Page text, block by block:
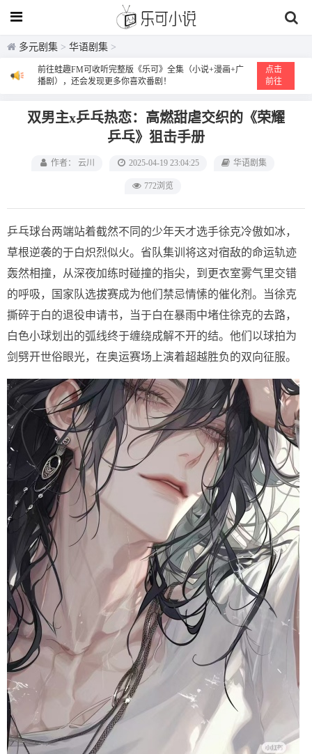
多元剧集 > 华语剧集 >
前往蛙趣FM可收听完整版《乐可》全集（小说+漫画+广
播剧），还会发现更多你喜欢番剧！
点击
前往
双男主x乒乓热恋：高燃甜虐交织的《荣耀
乒乓》狙击手册
作者： 云川 2025-04-19 23:04:25 华语剧集
772浏览
乒乓球台两端站着截然不同的少年天才选手徐克冷傲如冰，
草根逆袭的于白炽烈似火。省队集训将这对宿敌的命运轨迹
轰然相撞，从深夜加练时碰撞的指尖，到更衣室雾气里交错
的呼吸，国家队选拔赛成为他们禁忌情愫的催化剂。当徐克
撕碎于白的退役申请书，当于白在暴雨中堵住徐克的去路，
白色小球划出的弧线终于缠绕成解不开的结。他们以球拍为
剑劈开世俗眼光，在奥运赛场上演着超越胜负的双向征服。